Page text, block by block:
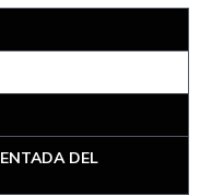
DEL